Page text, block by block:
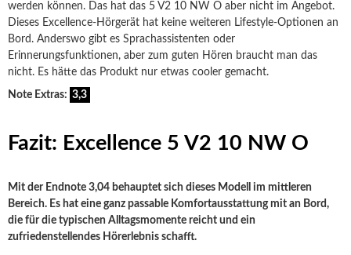
werden können. Das hat das 5 V2 10 NW O aber nicht im Angebot.
Dieses Excellence-Hörgerät hat keine weiteren Lifestyle-Optionen an
Bord. Anderswo gibt es Sprachassistenten oder
Erinnerungsfunktionen, aber zum guten Hören braucht man das
nicht. Es hätte das Produkt nur etwas cooler gemacht.
Note Extras: 3,3
Fazit: Excellence 5 V2 10 NW O
Mit der Endnote 3,04 behauptet sich dieses Modell im mittleren
Bereich. Es hat eine ganz passable Komfortausstattung mit an Bord,
die für die typischen Alltagsmomente reicht und ein
zufriedenstellendes Hörerlebnis schafft.